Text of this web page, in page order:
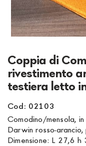
Coppia di
rivestimento
testiera letto
Cod: 02103
Comodino/mensola,
Darwin rosso-
Dimensione: L 27,6
Vai
all'inizio
della
galleria
immagini